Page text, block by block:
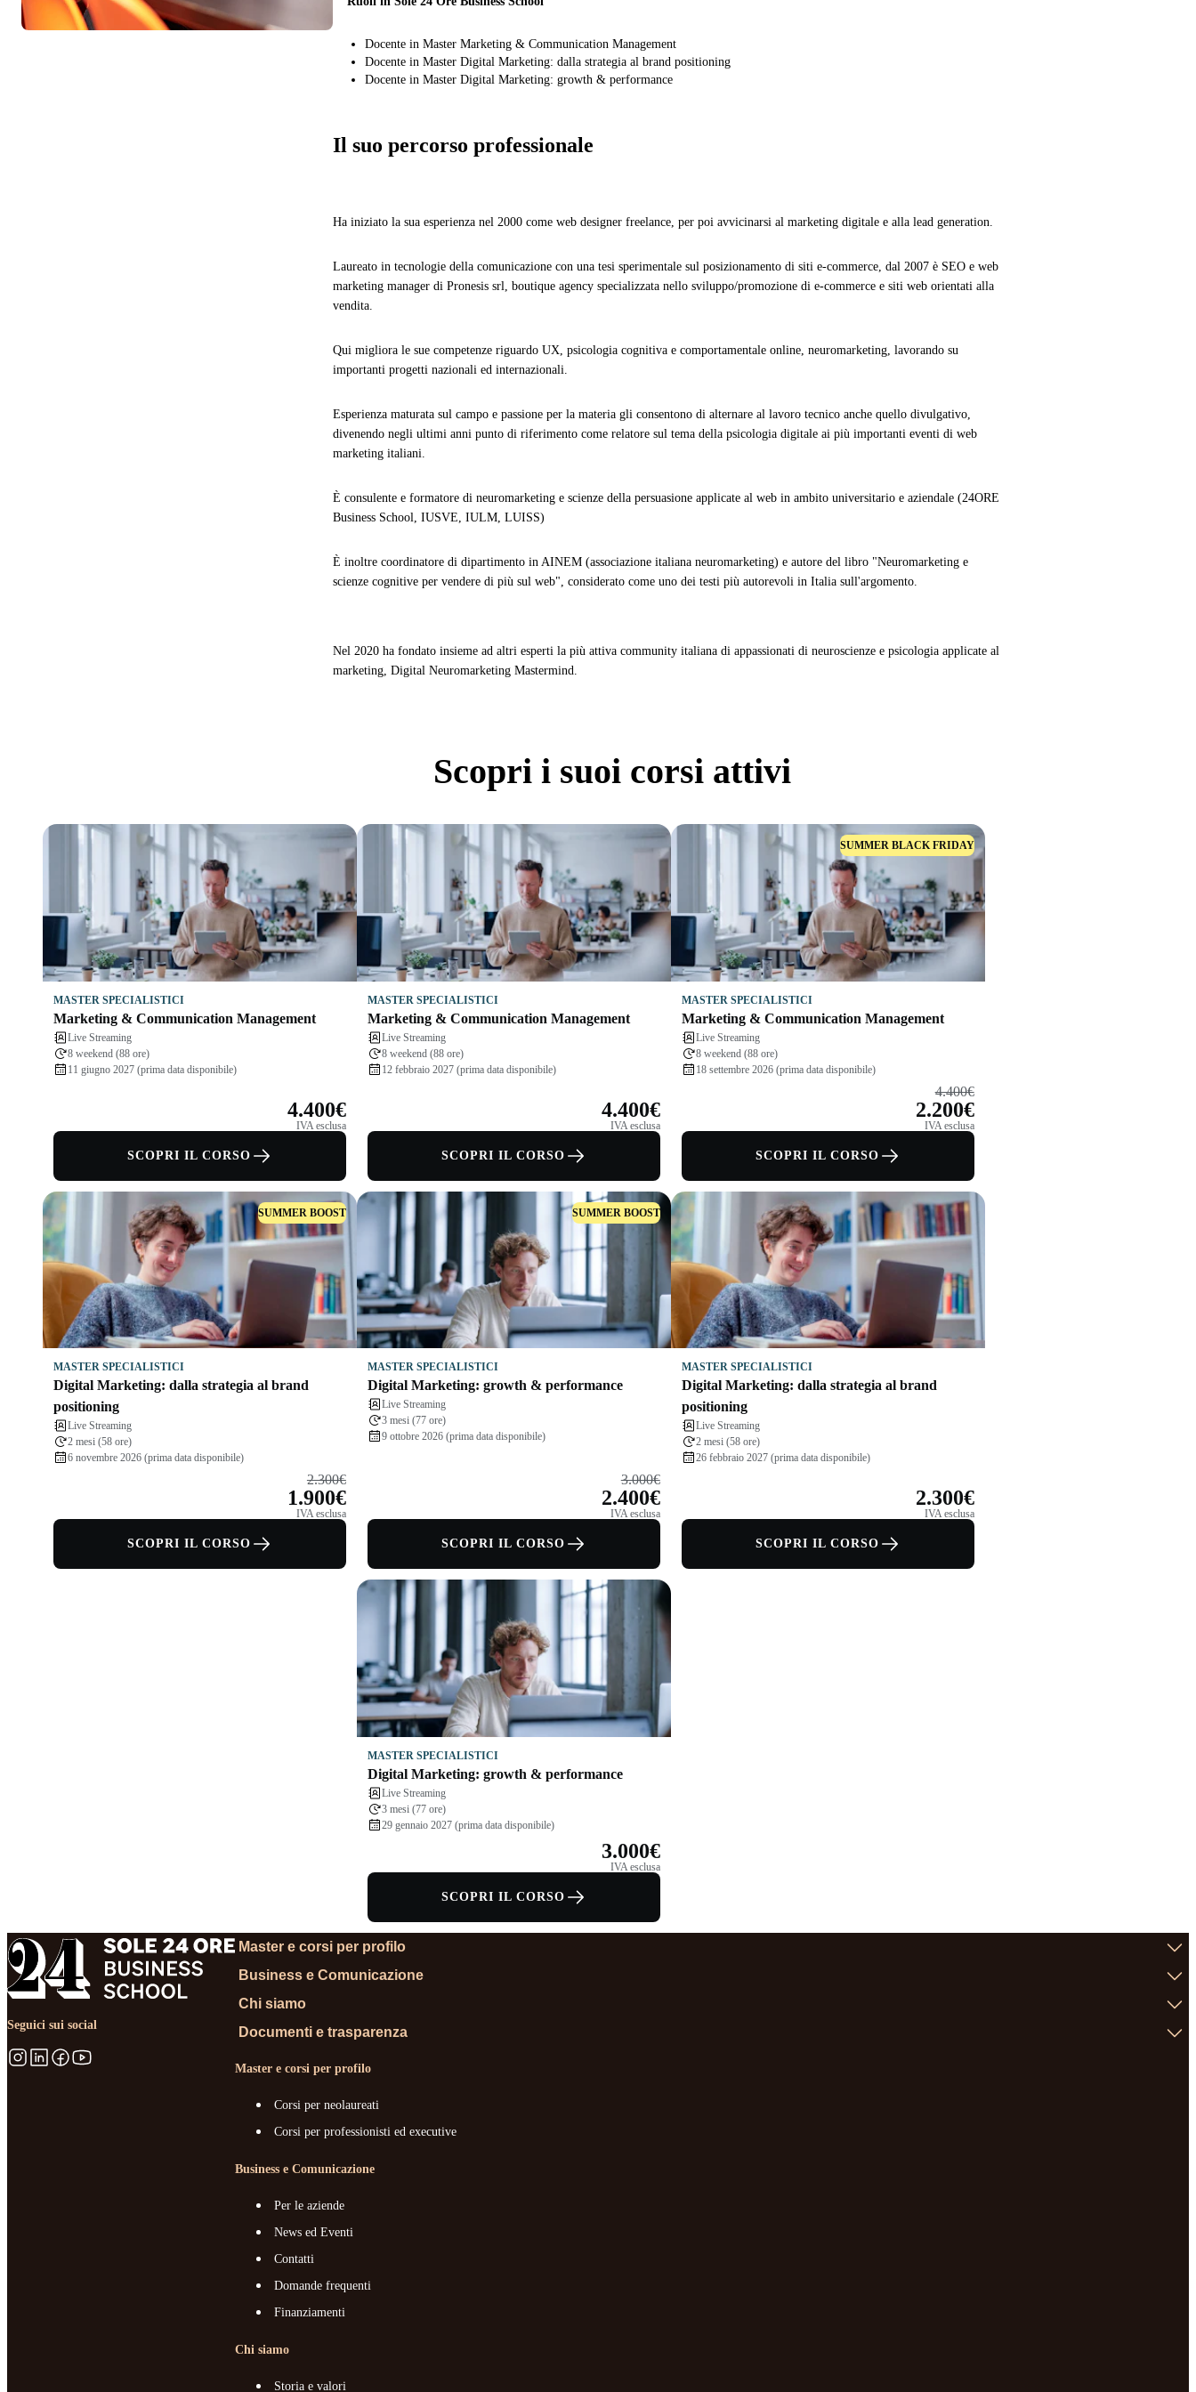
Docente in Master Marketing & Communication Management
Docente in Master Digital Marketing: dalla strategia al brand positioning
Docente in Master Digital Marketing: growth & performance
Il suo percorso professionale
Ha iniziato la sua esperienza nel 2000 come web designer freelance, per poi avvicinarsi al marketing digitale e alla lead generation.
Laureato in tecnologie della comunicazione con una tesi sperimentale sul posizionamento di siti e-commerce, dal 2007 è SEO e web
marketing manager di Pronesis srl, boutique agency specializzata nello sviluppo/promozione di e-commerce e siti web orientati alla
vendita.
Qui migliora le sue competenze riguardo UX, psicologia cognitiva e comportamentale online, neuromarketing, lavorando su
importanti progetti nazionali ed internazionali.
Esperienza maturata sul campo e passione per la materia gli consentono di alternare al lavoro tecnico anche quello divulgativo,
divenendo negli ultimi anni punto di riferimento come relatore sul tema della psicologia digitale ai più importanti eventi di web
marketing italiani.
È consulente e formatore di neuromarketing e scienze della persuasione applicate al web in ambito universitario e aziendale (24ORE
Business School, IUSVE, IULM, LUISS)
È inoltre coordinatore di dipartimento in AINEM (associazione italiana neuromarketing) e autore del libro "Neuromarketing e
scienze cognitive per vendere di più sul web", considerato come uno dei testi più autorevoli in Italia sull'argomento.
Nel 2020 ha fondato insieme ad altri esperti la più attiva community italiana di appassionati di neuroscienze e psicologia applicate al
marketing, Digital Neuromarketing Mastermind.
Scopri i suoi corsi attivi
MASTER SPECIALISTICI
Marketing & Communication Management
Live Streaming
8 weekend (88 ore)
11 giugno 2027 (prima data disponibile)
4.400€
IVA esclusa
SCOPRI IL CORSO
MASTER SPECIALISTICI
Marketing & Communication Management
Live Streaming
8 weekend (88 ore)
12 febbraio 2027 (prima data disponibile)
4.400€
IVA esclusa
SCOPRI IL CORSO
SUMMER BLACK FRIDAY
MASTER SPECIALISTICI
Marketing & Communication Management
Live Streaming
8 weekend (88 ore)
18 settembre 2026 (prima data disponibile)
4.400€
2.200€
IVA esclusa
SCOPRI IL CORSO
SUMMER BOOST
MASTER SPECIALISTICI
Digital Marketing: dalla strategia al brand
positioning
Live Streaming
2 mesi (58 ore)
6 novembre 2026 (prima data disponibile)
2.300€
1.900€
IVA esclusa
SCOPRI IL CORSO
SUMMER BOOST
MASTER SPECIALISTICI
Digital Marketing: growth & performance
Live Streaming
3 mesi (77 ore)
9 ottobre 2026 (prima data disponibile)
3.000€
2.400€
IVA esclusa
SCOPRI IL CORSO
MASTER SPECIALISTICI
Digital Marketing: dalla strategia al brand
positioning
Live Streaming
2 mesi (58 ore)
26 febbraio 2027 (prima data disponibile)
2.300€
IVA esclusa
SCOPRI IL CORSO
MASTER SPECIALISTICI
Digital Marketing: growth & performance
Live Streaming
3 mesi (77 ore)
29 gennaio 2027 (prima data disponibile)
3.000€
IVA esclusa
SCOPRI IL CORSO
Seguici sui social
Master e corsi per profilo
Business e Comunicazione
Chi siamo
Documenti e trasparenza
Master e corsi per profilo
Corsi per neolaureati
Corsi per professionisti ed executive
Business e Comunicazione
Per le aziende
News ed Eventi
Contatti
Domande frequenti
Finanziamenti
Chi siamo
Storia e valori